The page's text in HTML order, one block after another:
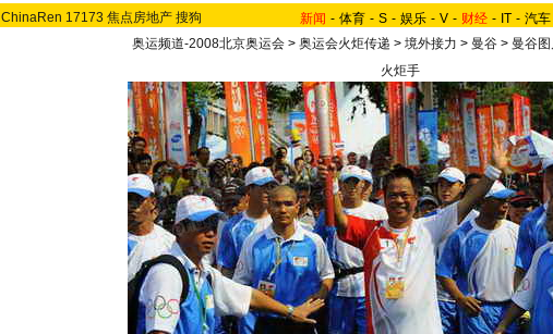
ChinaRen 17173 焦点房地产 搜狗 新闻 - 体育 - S - 娱乐 - V - 财经 - IT - 汽车
奥运频道-2008北京奥运会> 奥运会火炬传递 > 境外接力 > 曼谷> 曼谷
火炬手